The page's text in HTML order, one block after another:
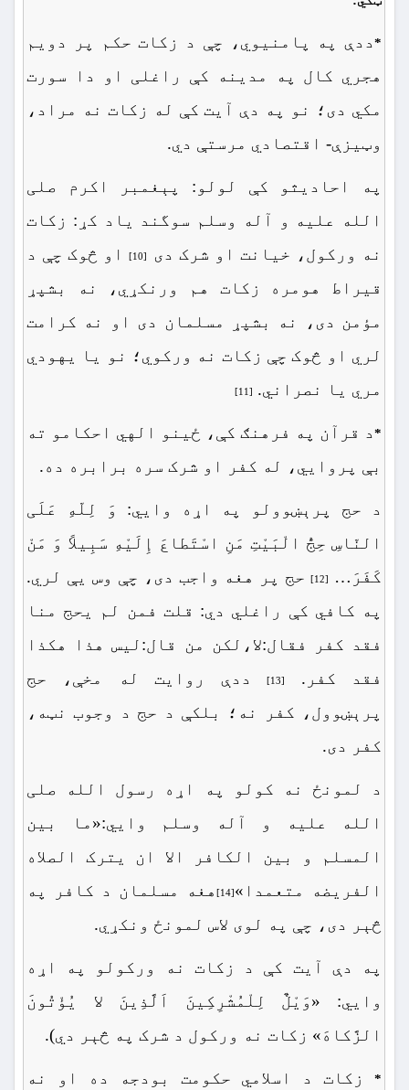
*ددې په پامنیوي، چې د زکات حکم پر دویم
هجري کال په مدینه کې راغلی او دا سورت
مکي دی؛ نو په دې آیت کې له زکات نه مراد،
وټیزې- اقتصادي مرستې دي.
په احادیثو کې لولو: پېغمبر اکرم صلی
الله علیه و آله وسلم سوگند یاد کړ: زکات
نه ورکول، خیانت او شرک دی
[10]
او څوک چې د
قیراط هومره زکات هم ورنکړي، نه بشپړ
مؤمن دی، نه بشپړ مسلمان دی او نه کرامت
لري او څوک چې زکات نه ورکوي؛ نو یا یهودي
مري یا نصراني. [11]
*د قرآن په فرهنګ کې، ځینو الهي احکامو ته
بې پروايي، له کفر او شرک سره برابره ده.
د حج پرېښوولو په اړه وايي: وَ لِلّهِ عَلَی
النّاسِ حِجُّ الْبَیْتِ مَنِ اسْتَطاعَ إِلَیْهِ سَبِیلاً وَ مَنْ
کَفَرَ…
[12]
حج پر هغه واجب دی، چې وس یې لري.
په کافي کې راغلي دي: قلت فمن لم یحج منا
فقد کفر فقال:لا،لکن من قال:لیس هذا هکذا
فقد کفر.
[13]
ددې روایت له مخې، حج
پرېښوول، کفر نه؛ بلکې د حج د وجوب نټه،
کفر دی.
د لمونځ نه کولو په اړه رسول الله صلی
الله علیه و آله وسلم وايي:«ما بین
المسلم و بین الکافر الا ان یترک الصلاه
الفریضه متعمدا»[14]
هغه مسلمان د کافر په
څېر دی، چې په لوی لاس لمونځ ونکړي.
په دې آیت کې د زکات نه ورکولو په اړه
وايي: «وَیْلٌ لِلْمُشْرِکِینَ اَلَّذِینَ لا یُؤْتُونَ
الزَّکاهَ» زکات نه ورکول د شرک په څېر دي).
* زکات د اسلامي حکومت بودجه ده او نه